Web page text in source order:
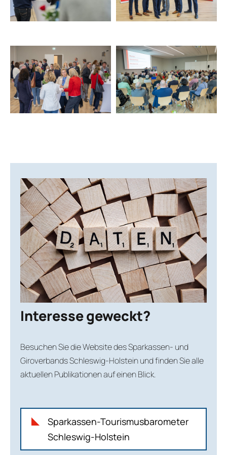
Interesse geweckt?
Besuchen Sie die Website des Sparkassen- und
Giroverbands Schleswig-Holstein und finden Sie alle
aktuellen Publikationen auf einen Blick.
Sparkassen-Tourismusbarometer
Schleswig-Holstein